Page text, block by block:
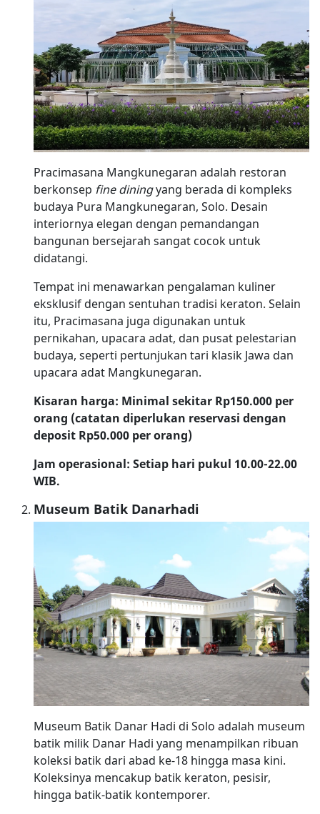
Pracimasana Mangkunegaran adalah restoran
berkonsep fine diningyang berada di kompleks
budaya Pura Mangkunegaran, Solo. Desain
interiornya elegan dengan pemandangan
bangunan bersejarah sangat cocok untuk
didatangi.
Tempat ini menawarkan pengalaman kuliner
eksklusif dengan sentuhan tradisi keraton. Selain
itu, Pracimasana juga digunakan untuk
pernikahan, upacara adat, dan pusat pelestarian
budaya, seperti pertunjukan tari klasik Jawa dan
upacara adat Mangkunegaran.
Kisaran harga: Minimal sekitar Rp150.000 per
orang (catatan diperlukan reservasi dengan
deposit Rp50.000 per orang)
Jam operasional: Setiap hari pukul 10.00-22.00
WIB.
Museum Batik Danarhadi
Museum Batik Danar Hadi di Solo adalah museum
batik milik Danar Hadi yang menampilkan ribuan
koleksi batik dari abad ke-18 hingga masa kini.
Koleksinya mencakup batik keraton, pesisir,
hingga batik-batik kontemporer.